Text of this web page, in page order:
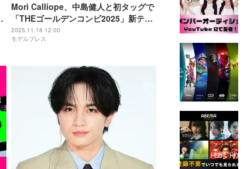
Mori Calliope、中島健人と初タッグで
「THEゴールデンコンビ2025」新テー
マソング担当決定「まったく新しい共
鳴」
2025.11.18 12:00
モデルプレス